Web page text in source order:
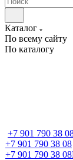
Каталог
По всему сайту
По каталогу
+7 901 790 38
+7 901 790 38 08
+7 901 790 38 08